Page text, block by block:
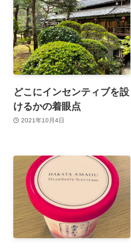
どこにインセンティブを設
けるかの着眼点
2021年10月4日